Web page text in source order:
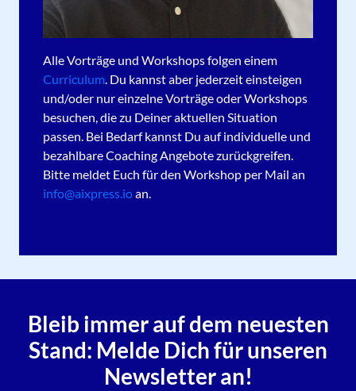
Alle Vorträge und Workshops folgen einem
Curriculum. Du kannst aber jederzeit einsteigen
und/oder nur einzelne Vorträge oder Workshops
besuchen, die zu Deiner aktuellen Situation
passen. Bei Bedarf kannst Du auf individuelle und
bezahlbare Coaching Angebote zurückgreifen.
Bitte meldet Euch für den Workshop per Mail an
info@aixpress.ioan.
Bleib immer auf dem neuesten
Stand: Melde Dich für unseren
Newsletter an!